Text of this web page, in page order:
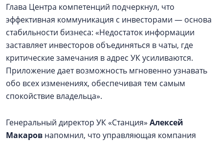
Глава Центра компетенций подчеркнул, что
эффективная коммуникация с инвесторами — основа
стабильности бизнеса: «Недостаток информации
заставляет инвесторов объединяться в чаты, где
критические замечания в адрес УК усиливаются.
Приложение дает возможность мгновенно узнавать
обо всех изменениях, обеспечивая тем самым
спокойствие владельца».
Генеральный директор УК «Станция» Алексей
Макаров напомнил, что управляющая компания